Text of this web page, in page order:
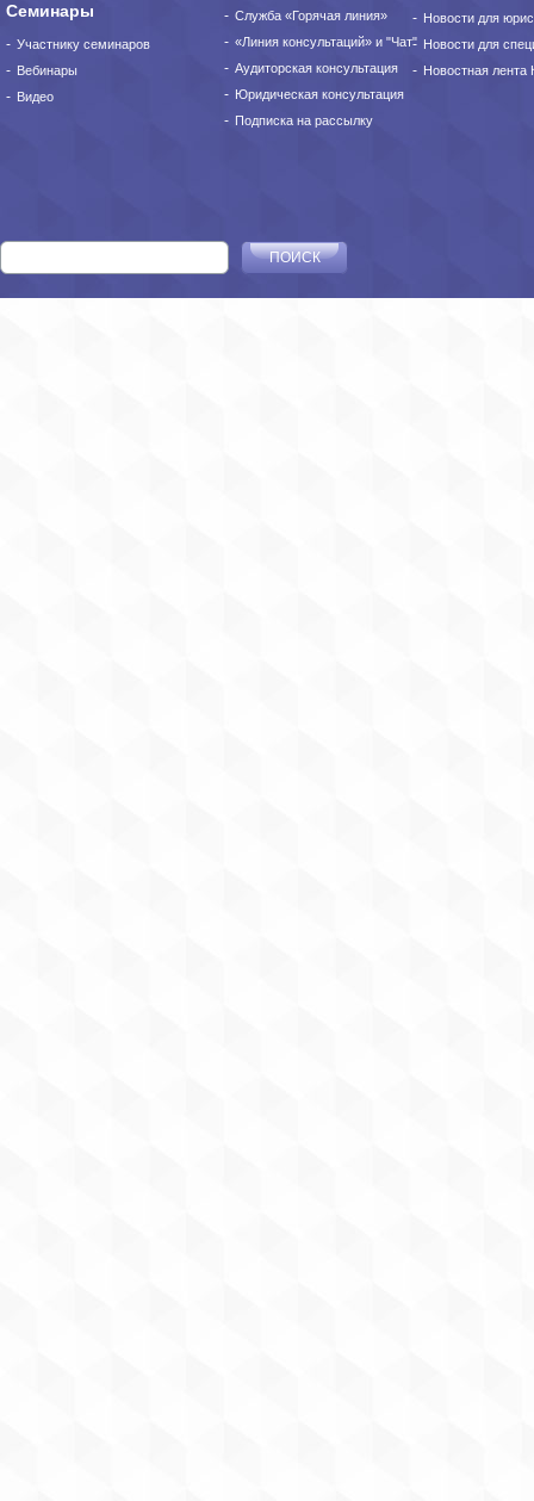
Новости для
Новости для
Новостная лента
Служба «Горячая линия»
«Линия консультаций» и "Чат"
Аудиторская консультация
Юридическая консультация
Подписка на рассылку
Семинары
Участнику семинаров
Вебинары
Видео